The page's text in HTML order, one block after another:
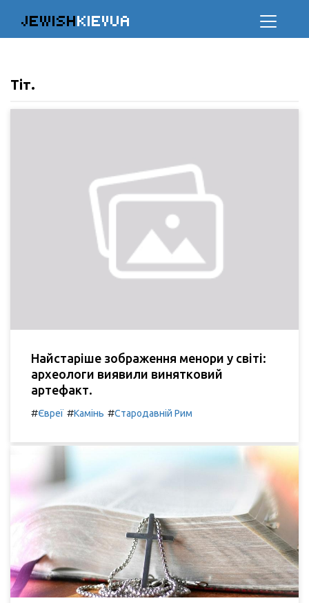
JEWISHKIEVUA
Тіт.
Найстаріше зображення менори у світі:
археологи виявили винятковий
артефакт.
#Євреї #Камінь #Стародавній Рим